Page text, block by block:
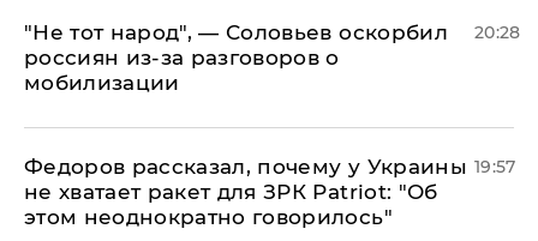
​"Не тот народ", — Соловьев оскорбил
россиян из-за разговоров о
мобилизации
20:28
Федоров рассказал, почему у Украины
не хватает ракет для ЗРК Patriot: "Об
этом неоднократно говорилось"
19:57